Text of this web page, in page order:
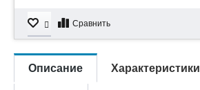
Сравнить
Описание Характеристики